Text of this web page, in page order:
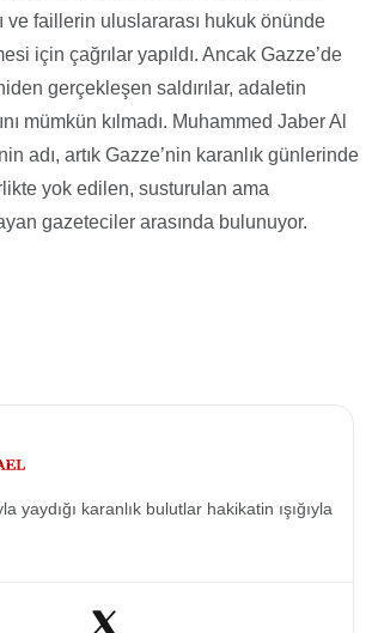
ve faillerin uluslararası hukuk önünde
için çağrılar yapıldı. Ancak Gazze’de
gerçekleşen saldırılar, adaletin
mümkün kılmadı. Muhammed Jaber Al
adı, artık Gazze’nin karanlık günlerinde
yok edilen, susturulan ama
gazeteciler arasında bulunuyor.
yaydığı karanlık bulutlar hakikatin ışığıyla